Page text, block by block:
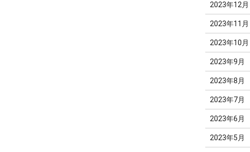
2023年12月
2023年11月
2023年10月
2023年9月
2023年8月
2023年7月
2023年6月
2023年5月